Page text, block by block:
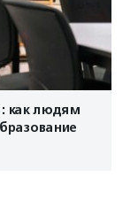
как людям